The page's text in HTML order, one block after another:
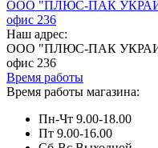
ООО "ПЛЮС-ПАК
офис 236
Наш адрес:
ООО "ПЛЮС-ПАК
офис 236
Время работы
Время работы магазина:
Пн-Чт 9.00-18.00
Пт 9.00-16.00